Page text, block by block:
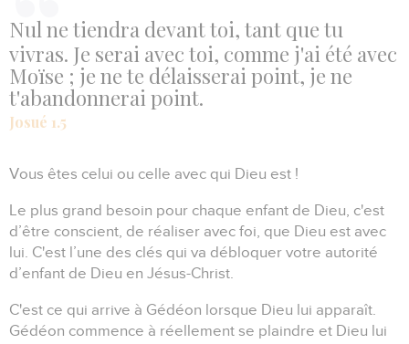
Nul ne tiendra devant toi, tant que tu
vivras. Je serai avec toi, comme j'ai été avec
Moïse ; je ne te délaisserai point, je ne
t'abandonnerai point.
Josué 1.5
Vous êtes celui ou celle avec qui Dieu est !
Le plus grand besoin pour chaque enfant de Dieu, c'est
d’être conscient, de réaliser avec foi, que Dieu est avec
lui. C'est l’une des clés qui va débloquer votre autorité
d’enfant de Dieu en Jésus-Christ.
C'est ce qui arrive à Gédéon lorsque Dieu lui apparaît.
Gédéon commence à réellement se plaindre et Dieu lui